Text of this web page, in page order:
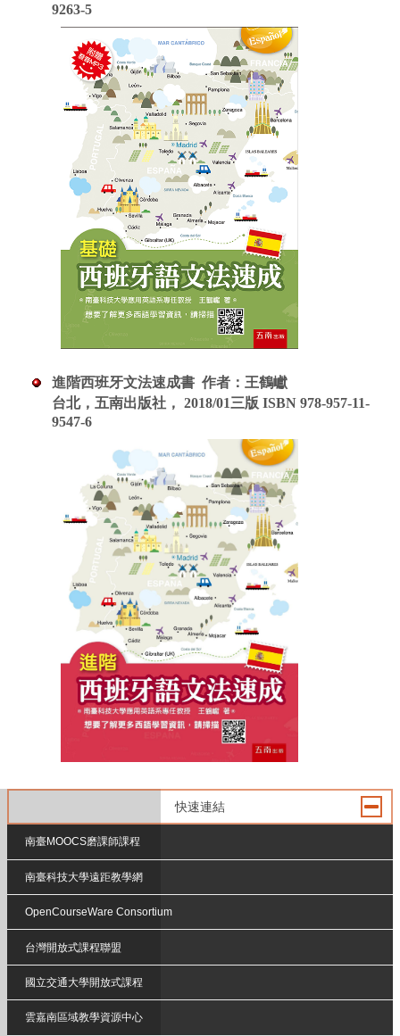
9263-5
進階西班牙文法速成書 作者： 王鶴巘
台北，五南出版社， 2018/01三版 ISBN 978-957-11-
9547-6
快速連結
南臺MOOCS磨課師課程
南臺科技大學遠距教學網
OpenCourseWare Consortium
台灣開放式課程聯盟
國立交通大學開放式課程
雲嘉南區域教學資源中心